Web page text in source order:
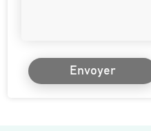
Envoyer